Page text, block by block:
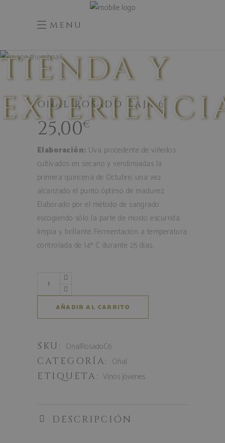
menu
TIENDA Y
OÑAL ROSADO CAJA 6
25,00€
Elaboración: Uva procedente de viñedos
cultivados en secano y vendimiadas la
primera quincena de Octubre, una vez
alcanzado el punto óptimo de madurez.
Elaborado por el método de sangrado
escogiendo sólo la parte de mosto escurrida
limpia y brillante. Fermentación a temperatura
controlada de 14º C durante 25 días.
AÑADIR AL CARRITO
SKU: OnalRosadoC6
CATEGORÍA: Oñal
ETIQUETA: Vinos jóvenes
DESCRIPCIÓN